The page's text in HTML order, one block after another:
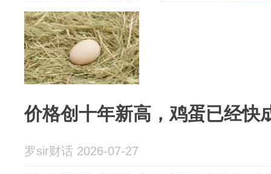
价格创十年新高，鸡蛋已经快
罗sir财话 2026-07-27